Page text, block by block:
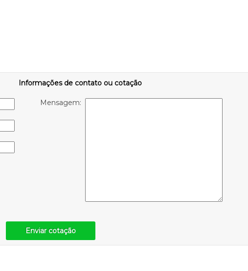
Informações de contato ou cotação
Mensagem:
Enviar cotação